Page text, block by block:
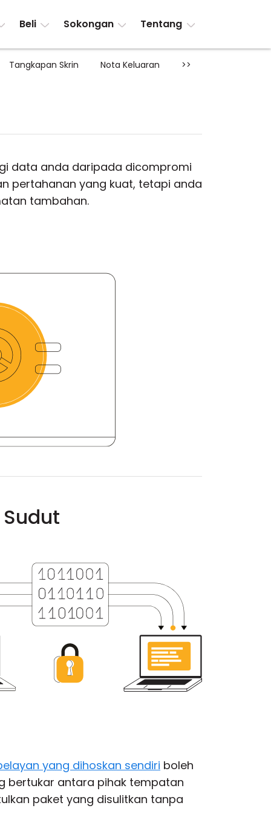
Beli Sokongan Tentang
Tangkapan Skrin Nota Keluaran >>
data anda daripada dicompromi
pertahanan yang kuat, tetapi anda
tambahan.
yang dihoskan sendiri boleh
bertukar antara pihak tempatan
paket yang disulitkan tanpa